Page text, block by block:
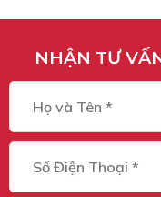
NHẬN TƯ